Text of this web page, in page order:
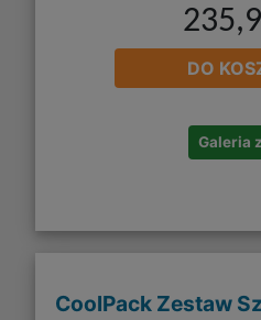
DO
Galeria
CoolPack Zestaw